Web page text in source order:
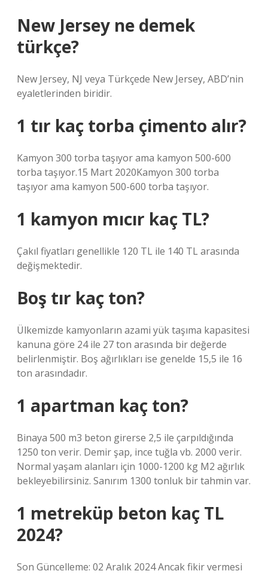
New Jersey ne demek
türkçe?
New Jersey, NJ veya Türkçede New Jersey, ABD’nin
eyaletlerinden biridir.
1 tır kaç torba çimento alır?
Kamyon 300 torba taşıyor ama kamyon 500-600
torba taşıyor.15 Mart 2020Kamyon 300 torba
taşıyor ama kamyon 500-600 torba taşıyor.
1 kamyon mıcır kaç TL?
Çakıl fiyatları genellikle 120 TL ile 140 TL arasında
değişmektedir.
Boş tır kaç ton?
Ülkemizde kamyonların azami yük taşıma kapasitesi
kanuna göre 24 ile 27 ton arasında bir değerde
belirlenmiştir. Boş ağırlıkları ise genelde 15,5 ile 16
ton arasındadır.
1 apartman kaç ton?
Binaya 500 m3 beton girerse 2,5 ile çarpıldığında
1250 ton verir. Demir şap, ince tuğla vb. 2000 verir.
Normal yaşam alanları için 1000-1200 kg M2 ağırlık
bekleyebilirsiniz. Sanırım 1300 tonluk bir tahmin var.
1 metreküp beton kaç TL
2024?
Son Güncelleme: 02 Aralık 2024 Ancak fikir vermesi